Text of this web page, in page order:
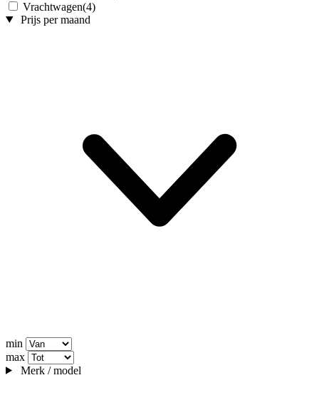
Vrachtwagen(4)
Prijs per maand
min
max
Merk / model